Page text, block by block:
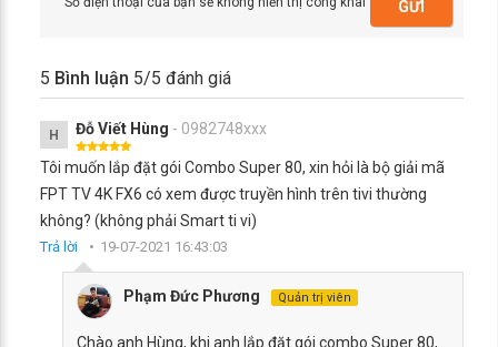
GỬI
5 Bình luận 5/5 đánh giá
H Đỗ Viết Hùng - 0982748xxx
Tôi muốn lắp đặt gói Combo Super 80, xin hỏi là bộ giải mã
FPT TV 4K FX6 có xem được truyền hình trên tivi thường
không? (không phải Smart ti vi)
Trả lời 19-07-2021 16:43:03
Phạm Đức Phương Quản trị viên
Chào anh Hùng, khi anh lắp đặt gói combo Super 80,